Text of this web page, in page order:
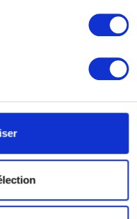
0,1 Gbps - 12-